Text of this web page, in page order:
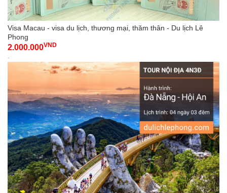
Visa Macau - visa du lịch, thương mại, thăm thân - Du lịch Lê
Phong
2.000.000VND
-